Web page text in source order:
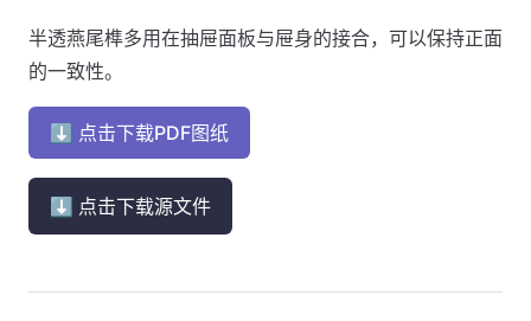
半透燕尾榫多用在抽屉面板与屉身的接合，可以保持正面
的一致性。
⬇ 点击下载PDF图纸
⬇ 点击下载源文件